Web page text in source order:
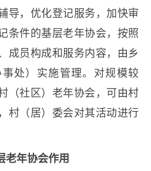
导，优化登记服务，加快审
条件的基层老年协会，按照
成员构成和服务内容，由乡
处）实施管理。对规模较
（社区）老年协会，可由村
村（居）委会对其活动进行
老年协会作用